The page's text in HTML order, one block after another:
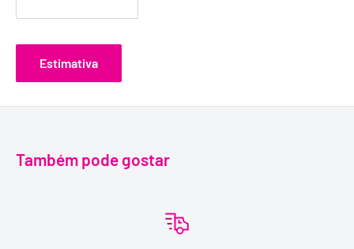
Estimativa
Também pode gostar